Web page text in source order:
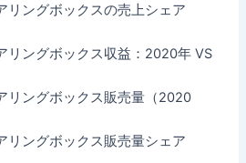
リングボックスの売上シェア
リングボックス収益：2020年 VS
リングボックス販売量（2020
リングボックス販売量シェア